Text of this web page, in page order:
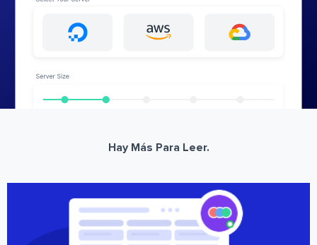
Hay Más Para Leer.